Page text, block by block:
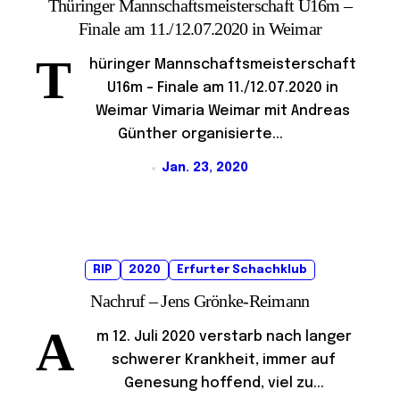
Thüringer Mannschaftsmeisterschaft U16m –
Finale am 11./12.07.2020 in Weimar
T
hüringer Mannschaftsmeisterschaft
U16m – Finale am 11./12.07.2020 in
Weimar Vimaria Weimar mit Andreas
Günther organisierte...
Jan. 23, 2020
RIP 2020 Erfurter Schachklub
Nachruf – Jens Grönke-Reimann
A
m 12. Juli 2020 verstarb nach langer
schwerer Krankheit, immer auf
Genesung hoffend, viel zu...